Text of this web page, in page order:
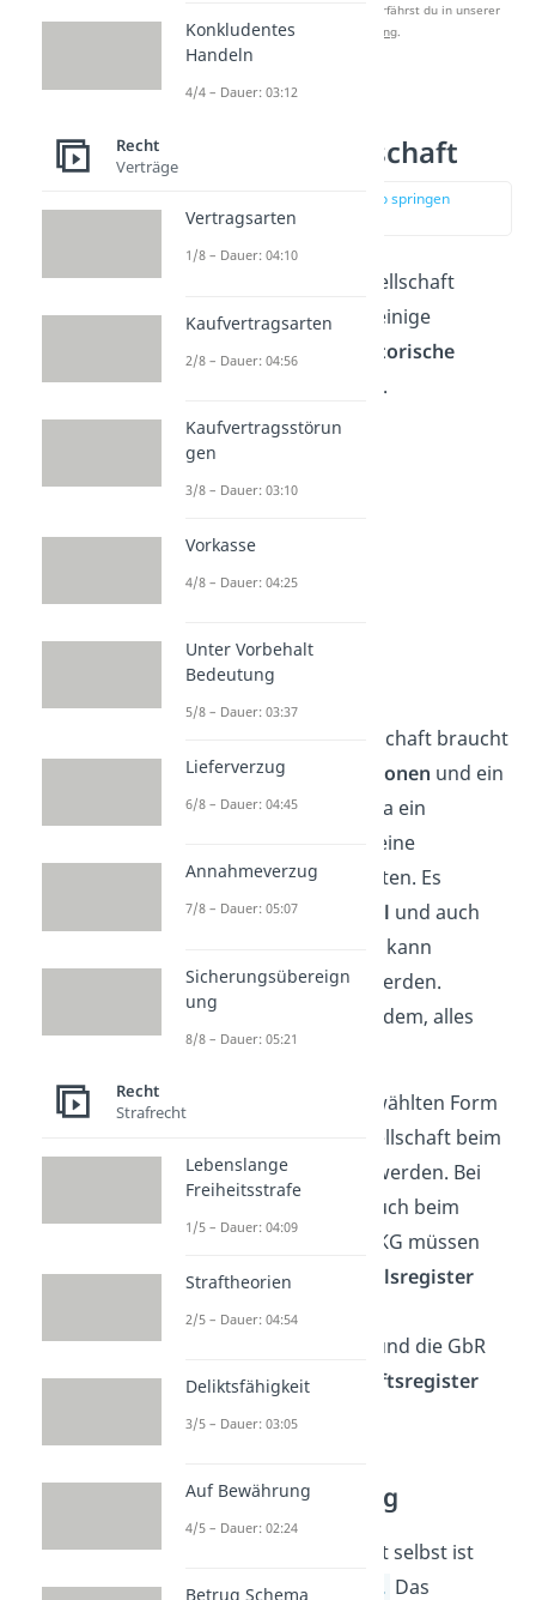
Studyflix zu verbessern. Mehr dazu erfährst du in unserer
Datenschutzerklärung.
Personengesellschaft
zur Stelle im Video springen
(01:04)
Bevor eine Personengesellschaft
gegründet wird, sollten einige
rechtliche und organisatorische
Punkte
beachtet werden.
Gründung
Für eine Personengesellschaft braucht
mindestens zwei Personen und ein
gemeinsames Ziel — etwa ein
Geschäft eröffnen oder eine
freiberufliche Praxis starten. Es
brauchtkein Startkapital und auch
der Gesellschaftsvertrag kann
mündlichgeschlossen werden.
Empfehlenswert ist trotzdem, alles
schriftlich festzuhalten.
Unabhängig von der gewählten Form
muss eine Personengesellschaft beim
Finanzamtangemeldet werden. Bei
gewerblicher Tätigkeit auch beim
Gewerbeamt
. OHG und KG müssen
sich zusätzlich ins
Handelsregister
eintragen, die PartG ins
Partnerschaftsregister
und die GbR
kann sich insGesellschaftsregister
eintragen.
Rechtliche Stellung
Die Personengesellschaft selbst ist
keinejuristische Person. Das
Konkludentes
Handeln
4/4 – Dauer: 03:12
Recht
Verträge
Vertragsarten
1/8 – Dauer: 04:10
Kaufvertragsarten
2/8 – Dauer: 04:56
Kaufvertragsstörun
gen
3/8 – Dauer: 03:10
Vorkasse
4/8 – Dauer: 04:25
Unter Vorbehalt
Bedeutung
5/8 – Dauer: 03:37
Lieferverzug
6/8 – Dauer: 04:45
Annahmeverzug
7/8 – Dauer: 05:07
Sicherungsübereign
ung
8/8 – Dauer: 05:21
Recht
Strafrecht
Lebenslange
Freiheitsstrafe
1/5 – Dauer: 04:09
Straftheorien
2/5 – Dauer: 04:54
Deliktsfähigkeit
3/5 – Dauer: 03:05
Auf Bewährung
4/5 – Dauer: 02:24
Betrug Schema